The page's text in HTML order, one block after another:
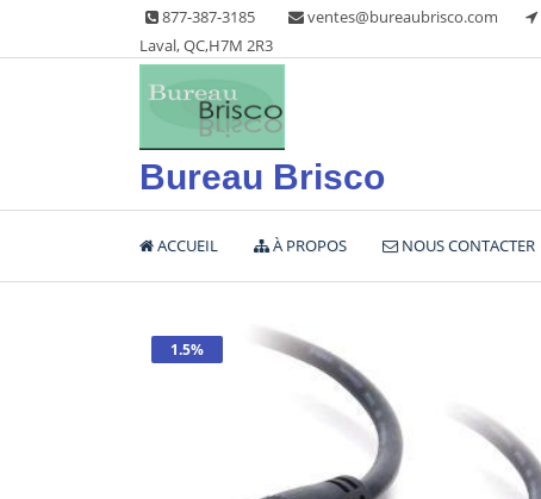
content
877-387-3185 ventes@bureaubrisco.com
Laval, QC,H7M 2R3
Bureau Brisco
ACCUEIL À PROPOS NOUS CONTACTER
1.5%